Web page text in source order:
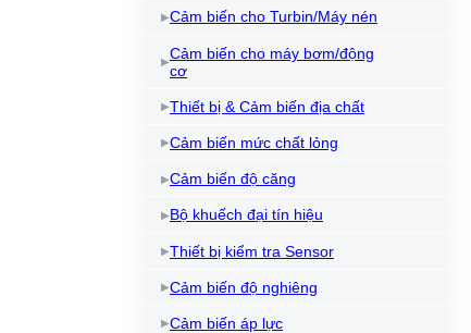
Cảm biến cho Turbin/Máy nén
Cảm biến cho máy bơm/động
cơ
Thiết bị & Cảm biến địa chất
Cảm biến mức chất lỏng
Cảm biến độ căng
Bộ khuếch đại tín hiệu
Thiết bị kiểm tra Sensor
Cảm biến độ nghiêng
Cảm biến áp lực